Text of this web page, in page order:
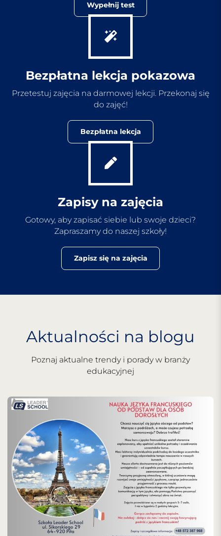
Wypełnij test
Bezpłatna lekcja pokazowa
Przetestuj zajęcia na darmowej lekcji. Przekonaj się
do zajęć!
Bezpłatna lekcja
Zapisy na zajęcia
Gotowy, aby zapisać siebie lub swoje dzieci?
Zapraszamy do naszej szkoły!
Zapisz się na zajęcia
Aktualności na blogu
Poznaj aktualne trendy i porady w branży
edukacyjnej